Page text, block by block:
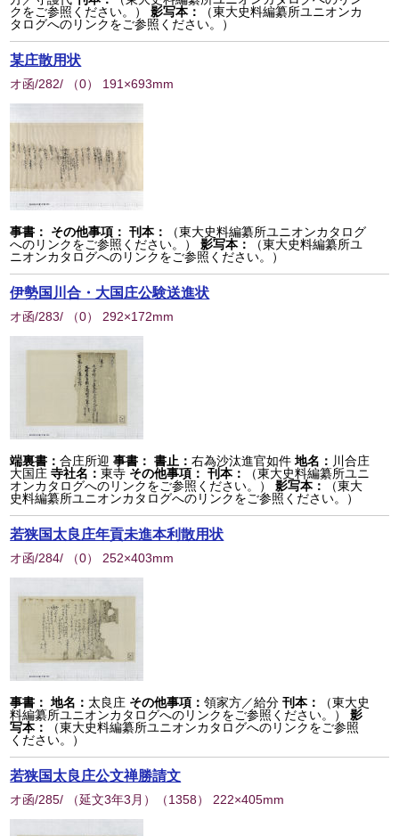
クをご参照ください。）
影写本：
（東大史料編纂所ユニオンカ
タログへのリンクをご参照ください。）
某庄散用状
オ函/282/ （0） 191×693mm
事書： その他事項： 刊本：
（東大史料編纂所ユニオンカタログ
へのリンクをご参照ください。）
影写本：
（東大史料編纂所ユ
ニオンカタログへのリンクをご参照ください。）
伊勢国川合・大国庄公験送進状
オ函/283/ （0） 292×172mm
端裏書：合庄所迎 事書： 書止：右為沙汰進官如件 地名： 川合庄
大国庄 寺社名：東寺 その他事項： 刊本：
（東大史料編纂所ユニ
オンカタログへのリンクをご参照ください。）
影写本：
（東大
史料編纂所ユニオンカタログへのリンクをご参照ください。）
若狭国太良庄年貢未進本利散用状
オ函/284/ （0） 252×403mm
事書： 地名： 太良庄 その他事項：領家方／給分刊本：
（東大史
料編纂所ユニオンカタログへのリンクをご参照ください。）
影
写本：
（東大史料編纂所ユニオンカタログへのリンクをご参照
ください。）
若狭国太良庄公文禅勝請文
オ函/285/ （延文3年3月） （1358） 222×405mm